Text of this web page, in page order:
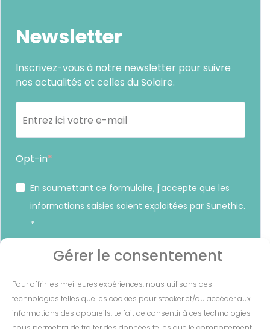
Gérer le consentement
Pour offrir les meilleures expériences, nous utilisons des
technologies telles que les cookies pour stocker et/ou accéder aux
informations des appareils. Le fait de consentir à ces technologies
Newsletter
Inscrivez-vous à notre newsletter pour suivre
nos actualités et celles du Solaire.
Opt-in
En soumettant ce formulaire, j'accepte que les
informations saisies soient exploitées par Sunethic.
*
Vous pouvez vous désinscrire à tout moment en cliquant sur
S'INSCRIRE